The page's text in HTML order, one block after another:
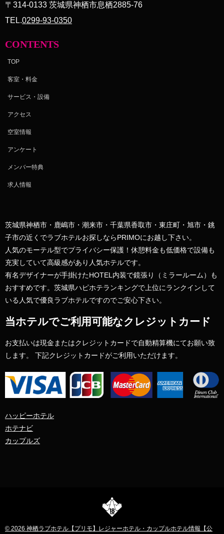
〒314-0133 茨城県神栖市息栖2885-76
TEL.0299-93-0350
CONTENTS
TOP
客室・料金
サービス・設備
アクセス
空室情報
アンケート
メンバー特典
求人情報
茨城県神栖市・鹿嶋市・潮来市・千葉県香取市・東庄町・旭市・銚
子市の近くでラブホテルお探しならPRIMOにお越し下さい。
人気のモーテル型でプライバシー保護！休憩料金も低価格で設備も
充実していて高級感があり人気ホテルです。
有名デザイナーが手掛けたHOTEL内装で鏡張り（ミラールーム）も
おすすめです。茨城県ハピホテランキングで上位にランクインして
いる人気で優良ラブホテルですのでご安心下さい。
当ホテルでご利用可能なクレジットカード
お支払いは現金またはクレジットカードで自動精算機にてお願い致
します。 下記クレジットカードがご利用いただけます。
ハッピーホテル
ホテナビ
カップルズ
© 2026 神栖ラブホテル【プリモ】レジャーホテル・カップルホテル情報【公